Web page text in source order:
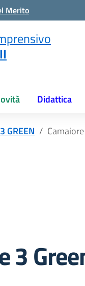
Merito
Didattica
GREEN
3